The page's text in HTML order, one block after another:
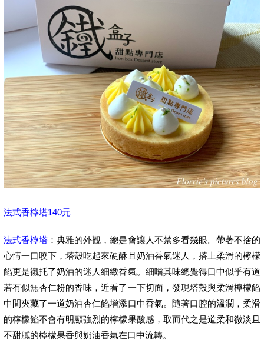
法式香檸塔140元
法式香檸塔 ：典雅的外觀，總是會讓人不禁多看幾眼。帶著不捨的
心情一口咬下，塔殼吃起來硬酥且奶油香氣迷人，搭上柔滑的檸檬
餡更是襯托了奶油的迷人細緻香氣。細嚐其味總覺得口中似乎有道
若有似無杏仁粉的香味，近看了一下切面，發現塔殼與柔滑檸檬餡
中間夾藏了一道奶油杏仁餡增添口中香氣。隨著口腔的溫潤，柔滑
的檸檬餡不會有明顯強烈的檸檬果酸感，取而代之是道柔和微淡且
不甜膩的檸檬果香與奶油香氣在口中流轉。